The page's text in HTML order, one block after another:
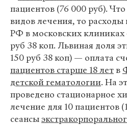
пациентов (76 000 руб).
видов лечения, то
РФ в московских клиниках
руб 38 коп. Львиная доля
150 руб 38 коп) — оплата
пациентов старше 18 летв
детской гематологии. На
проведено стационарное
лечение для 10 пациентов
сеансы